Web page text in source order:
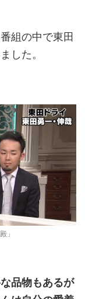
組の中で東田
した。
」
品物もあるが